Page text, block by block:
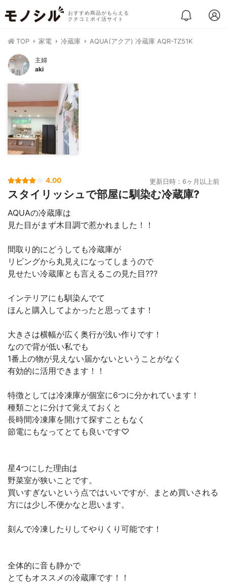
おすすめ商品がもらえる
クチコミポイ活サイト
TOP 家電 冷蔵庫 AQUA(アクア) 冷蔵庫 AQR-TZ51K
主婦
aki
4.00 更新日時：6ヶ月以上前
スタイリッシュで部屋に馴染む冷蔵庫‎‪? ‬
AQUAの冷蔵庫は
見た目がまず木目調で惹かれました！！
間取り的にどうしても冷蔵庫が
リビングから丸見えになってしまうので
見せたい冷蔵庫とも言えるこの見た目???
インテリアにも馴染んでて
ほんと購入してよかったと思ってます！
大きさは横幅が広く奥行が浅い作りです！
なので背が低い私でも
1番上の物が見えない届かないということがなく
有効的に活用できます！！
特徴としては冷凍庫が個室に6つに分かれています！
種類ごとに分けて覚えておくと
長時間冷凍庫を開けて探すこともなく
節電にもなってとても良いです♡
星4つにした理由は
野菜室が狭いことです。
買いすぎないという点ではいいですが、まとめ買いされる
方には少し不便かなと思います。
刻んで冷凍したりしてやりくり可能です！
全体的に音も静かで
とてもオススメの冷蔵庫です！！